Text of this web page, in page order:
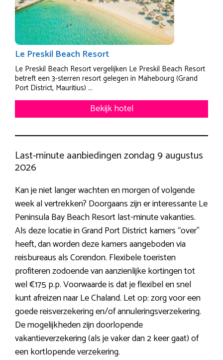
Le Preskil Beach Resort
Le Preskil Beach Resort vergelijken Le Preskil Beach Resort
betreft een 3-sterren resort gelegen in Mahebourg (Grand
Port District, Mauritius) ...
Bekijk hotel
Last-minute aanbiedingen zondag 9 augustus
2026
Kan je niet langer wachten en morgen of volgende
week al vertrekken? Doorgaans zijn er interessante Le
Peninsula Bay Beach Resort last-minute vakanties.
Als deze locatie in Grand Port District kamers “over”
heeft, dan worden deze kamers aangeboden via
reisbureaus als Corendon. Flexibele toeristen
profiteren zodoende van aanzienlijke kortingen tot
wel €175 p.p. Voorwaarde is dat je flexibel en snel
kunt afreizen naar Le Chaland. Let op: zorg voor een
goede reisverzekering en/of annuleringsverzekering.
De mogelijkheden zijn doorlopende
vakantieverzekering (als je vaker dan 2 keer gaat) of
een kortlopende verzekering.